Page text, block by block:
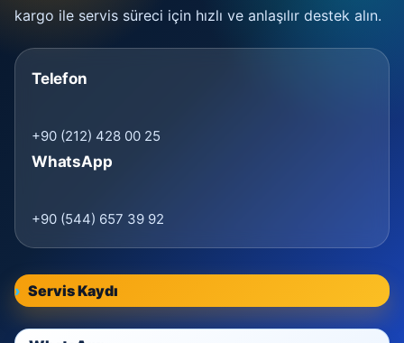
kargo ile servis süreci için hızlı ve anlaşılır destek alın.
Telefon
+90 (212) 428 00 25
WhatsApp
+90 (544) 657 39 92
Servis Kaydı